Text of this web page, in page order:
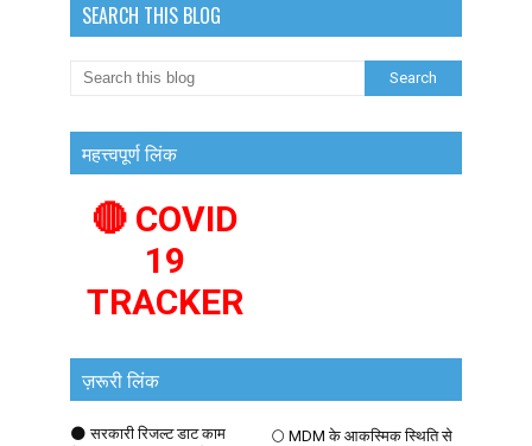
SEARCH THIS BLOG
महत्त्वपूर्ण लिंक
🔴 COVID
19
TRACKER
ज़रूरी लिंक
🌑 सरकारी रिजल्ट डाट काम
🌕 MDM के आकस्मिक स्थिति से